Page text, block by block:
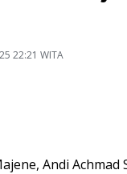
22:21 WITA
Andi Achmad